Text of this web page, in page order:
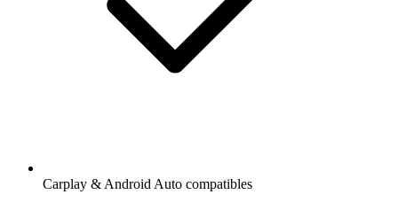
Carplay & Android Auto compatibles